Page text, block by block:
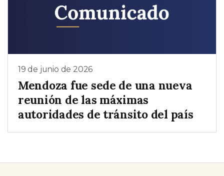
19 de junio de 2026
Mendoza fue sede de una nueva
reunión de las máximas
autoridades de tránsito del país